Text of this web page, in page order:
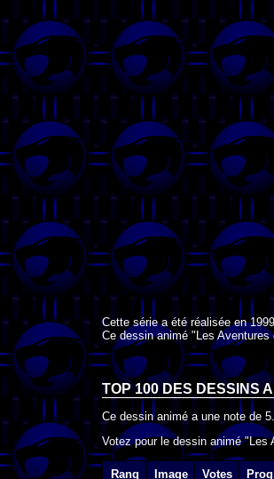
Cette série a été réalisée en1999
Ce dessin animé "Les
TOP 100 DES DESSINS
Ce dessin animé a une note de
Votez pour le dessin animé
Rang Image Votes